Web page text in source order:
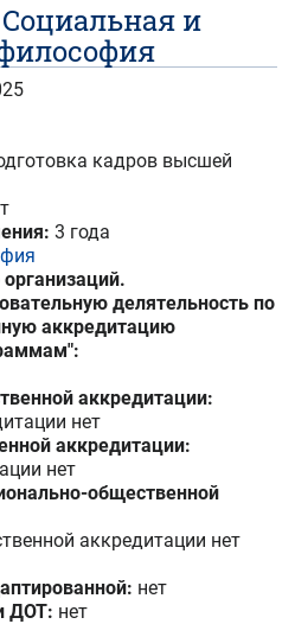
Социальная и
кадров высшей
3 года
делятельность по
аккредитацию
аккредитации:
нет
аккредитации:
нет
общественной
аккредитации нет
нет
ДОТ: нет